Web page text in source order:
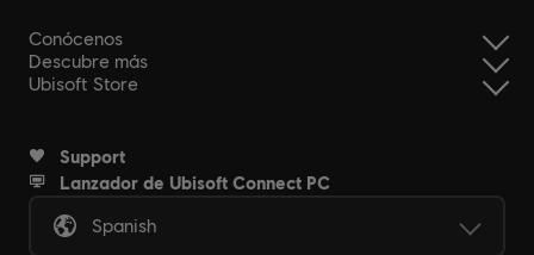
Conócenos
Descubre más
Ubisoft Store
Support
Lanzador de Ubisoft Connect PC
Spanish